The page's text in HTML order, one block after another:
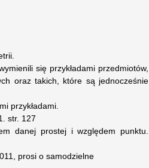
się przykładami przedmiotów,
oraz takich, które są jednocześnie
przykładami.
str. 127
danej prostej i względem punktu.
prosi o samodzielne